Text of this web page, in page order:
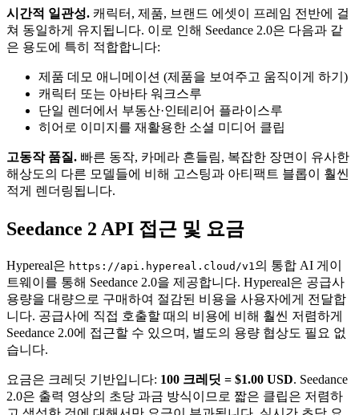
시간적 일관성. 캐릭터, 제품, 브랜드 에셋이 프레임 전반에 걸
쳐 동일하게 유지됩니다. 이로 인해 Seedance 2.0은 다음과 같
은 용도에 특히 적합합니다:
제품 데모 애니메이션 (제품을 보여주고 움직이게 하기)
캐릭터 또는 아바타 워크스루
단일 렌더에서 부동산·인테리어 플라이스루
히어로 이미지를 재활용한 소셜 미디어 클립
고동작 품질. 빠른 동작, 카메라 흔들림, 복잡한 장면이 유사한
해상도의 다른 모델들에 비해 고스팅과 아티팩트 블롭이 훨씬
적게 렌더링됩니다.
Seedance 2 API 접근 및 요금
Hypereal은 https://api.hypereal.cloud/v1 의 통합 AI 게이
트웨이를 통해 Seedance 2.0을 제공합니다. Hypereal은 공급사
용량을 대량으로 구매하여 절감된 비용을 사용자에게 전달합
니다. 공급사에 직접 호출할 때의 비용에 비해 훨씬 저렴하게
Seedance 2.0에 접근할 수 있으며, 별도의 용량 협상도 필요 없
습니다.
요금은 크레딧 기반입니다: 100 크레딧 = $1.00 USD. Seedance
2.0은 출력 영상의 초당 과금 방식이므로 짧은 클립은 저렴하